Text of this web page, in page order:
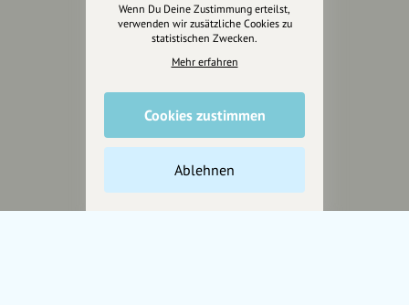
Inhalte vorschlagen
Jetzt unterstützen
Spendenquittung ausstellen.
Wenn Du Deine Zustimmung erteilst,
verwenden wir zusätzliche Cookies zu
statistischen Zwecken.
Mehr erfahren
Cookies zustimmen
Ablehnen